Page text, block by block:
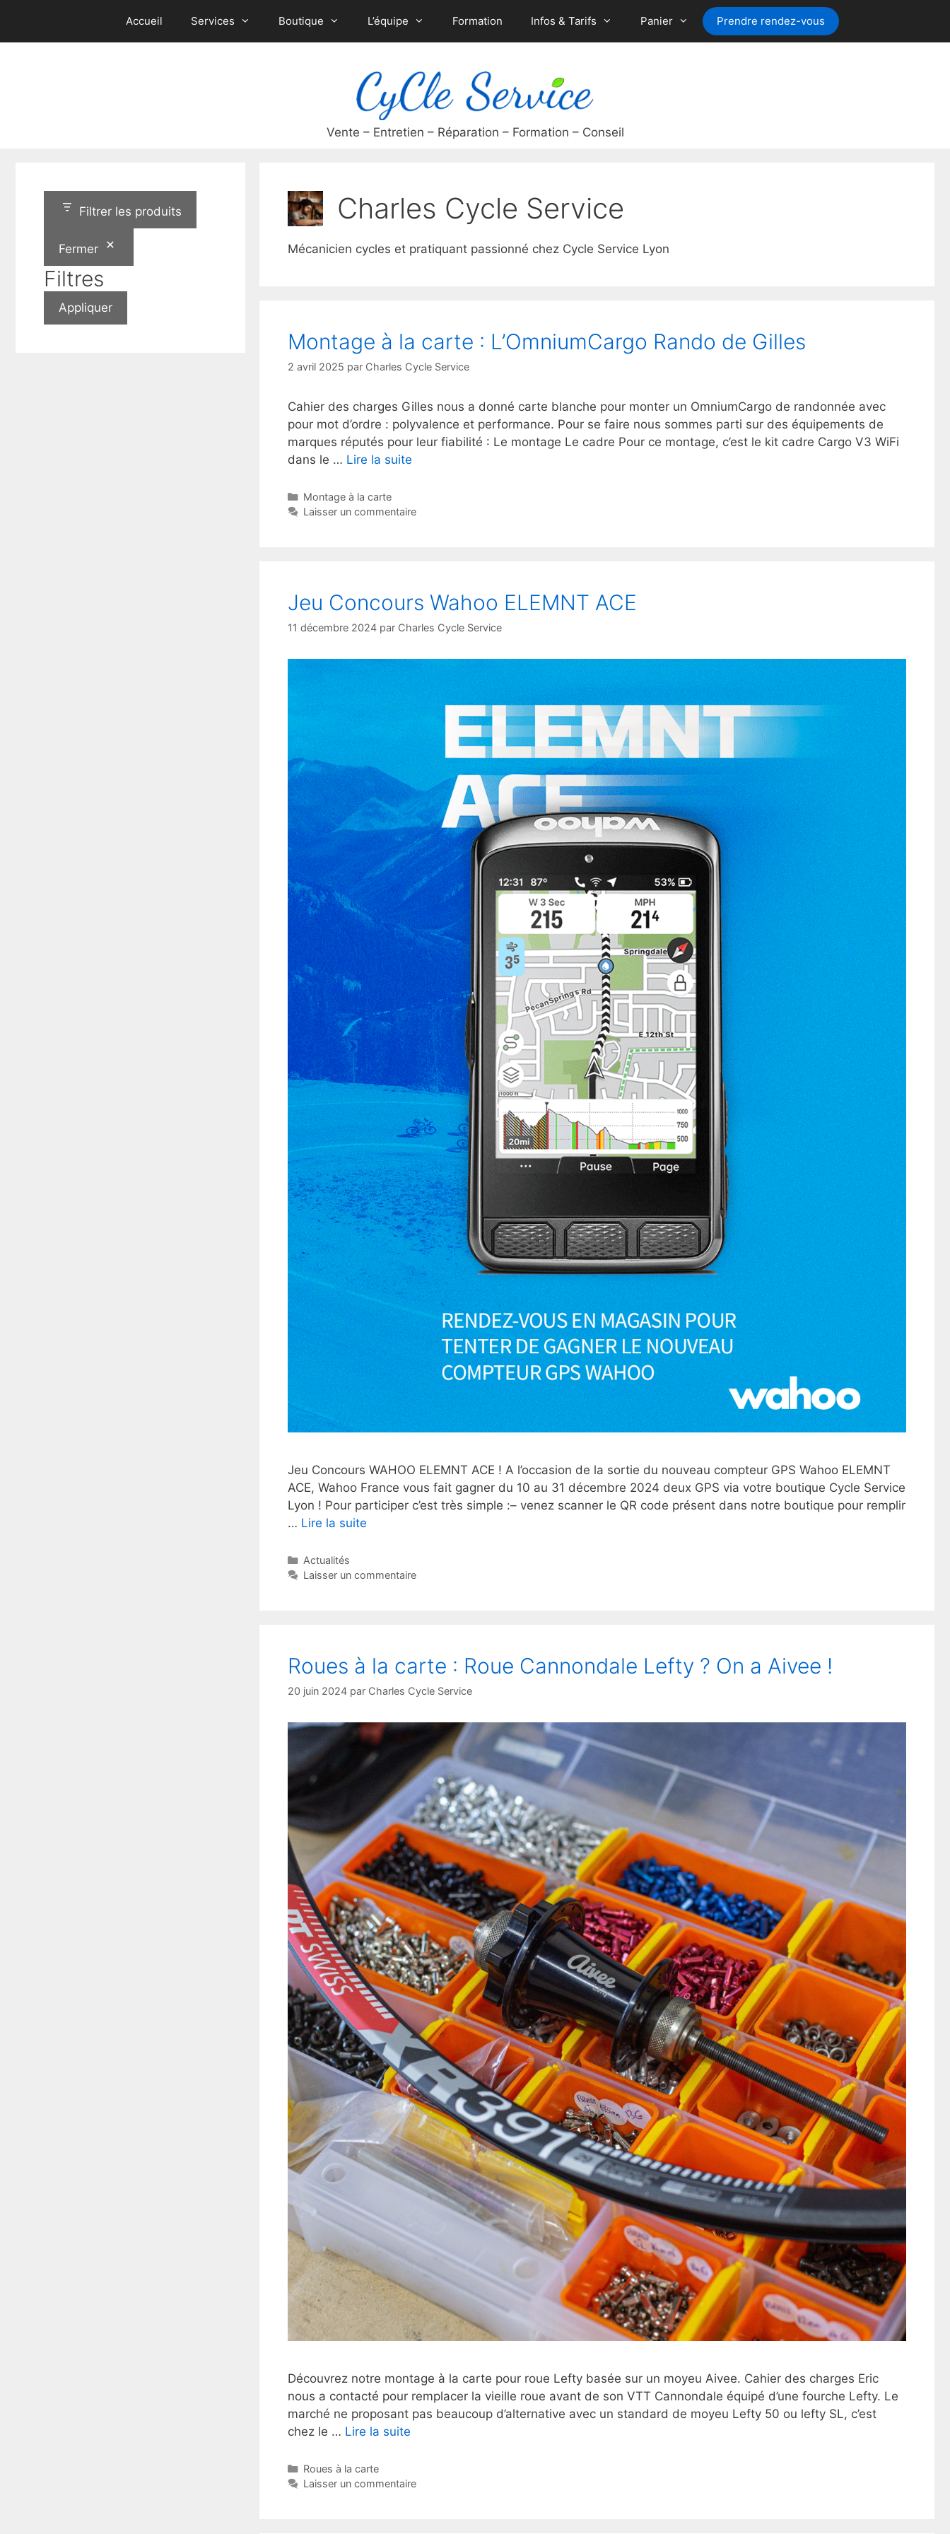
contenu
Accueil Services Boutique L’équipe Formation Infos & Tarifs Panier Prendre rendez-vous
Charles Cycle Service
Mécanicien cycles et pratiquant passionné chez Cycle Service Lyon
Montage à la carte : L’OmniumCargo Rando de Gilles
2 avril 2025 par Charles Cycle Service
Cahier des charges Gilles nous a donné carte blanche pour monter un OmniumCargo de randonnée avec
pour mot d’ordre : polyvalence et performance. Pour se faire nous sommes parti sur des équipements de
marques réputés pour leur fiabilité : Le montage Le cadre Pour ce montage, c’est le kit cadre Cargo V3 WiFi
dans le … Lire la suite
Catégories
Montage à la carte
Laisser un commentaire
Jeu Concours Wahoo ELEMNT ACE
11 décembre 2024 par Charles Cycle Service
Jeu Concours WAHOO ELEMNT ACE ! A l’occasion de la sortie du nouveau compteur GPS Wahoo ELEMNT
ACE, Wahoo France vous fait gagner du 10 au 31 décembre 2024 deux GPS via votre boutique Cycle Service
Lyon ! Pour participer c’est très simple :– venez scanner le QR code présent dans notre boutique pour remplir
… Lire la suite
Catégories
Actualités
Laisser un commentaire
Roues à la carte : Roue Cannondale Lefty ? On a Aivee !
20 juin 2024 par Charles Cycle Service
Découvrez notre montage à la carte pour roue Lefty basée sur un moyeu Aivee. Cahier des charges Eric
nous a contacté pour remplacer la vieille roue avant de son VTT Cannondale équipé d’une fourche Lefty. Le
marché ne proposant pas beaucoup d’alternative avec un standard de moyeu Lefty 50 ou lefty SL, c’est
chez le … Lire la suite
Catégories
Roues à la carte
Laisser un commentaire
Filtrer les produits
Fermer
Filtres
Appliquer